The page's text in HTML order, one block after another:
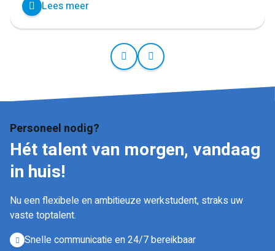
Lees meer
Personeel nodig?
Hét talent van morgen, vandaag
in huis!
Nu een flexibele en ambitieuze werkstudent, straks uw
vaste toptalent.
Snelle communicatie en 24/7 bereikbaar